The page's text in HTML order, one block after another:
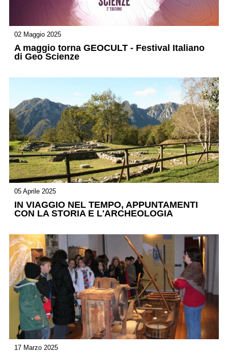
02 Maggio 2025
A maggio torna GEOCULT - Festival Italiano
di Geo Scienze
05 Aprile 2025
IN VIAGGIO NEL TEMPO, APPUNTAMENTI
CON LA STORIA E L'ARCHEOLOGIA
17 Marzo 2025